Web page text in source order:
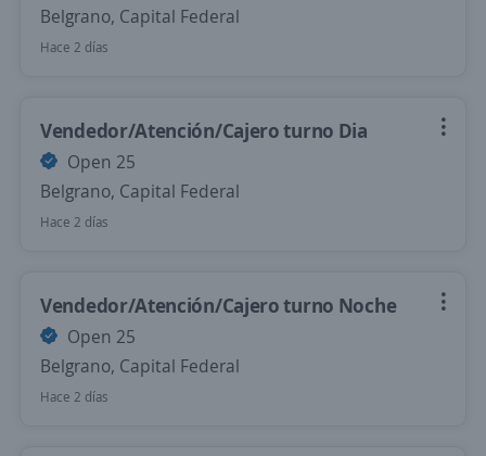
Belgrano, Capital Federal
Hace 2 días
Vendedor/Atención/Cajero turno Dia
Open 25
Belgrano, Capital Federal
Hace 2 días
Vendedor/Atención/Cajero turno Noche
Open 25
Belgrano, Capital Federal
Hace 2 días